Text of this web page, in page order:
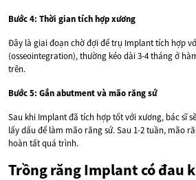
Bước 4: Thời gian tích hợp xương
Đây là giai đoạn chờ đợi để trụ Implant tích hợp
(osseointegration), thường kéo dài 3-4 tháng ở
trên.
Bước 5: Gắn abutment và mão răng sứ
Sau khi Implant đã tích hợp tốt với xương, bác sĩ
lấy dấu để làm mão răng sứ. Sau 1-2 tuần, mão
hoàn tất quá trình.
Trồng răng Implant có đau